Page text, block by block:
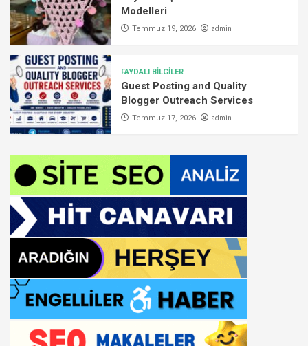
Modelleri
Temmuz 19, 2026 admin
FAYDALI BİLGİLER
Guest Posting and Quality
Blogger Outreach Services
Temmuz 17, 2026 admin